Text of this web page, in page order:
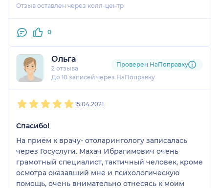
почитали отзывы. Думаю, еще будем к нему
Отзыв оставлен через колл-центр
0
Ольга
2 отзыва
До 10 записей через НаПоправку
Проверен НаПоправку
15.04.2021
Спасибо!
На приём к врачу- отоларингологу записалась
через Госуслуги. Махач Ибрагимович очень
грамотный специалист, тактичный человек, кроме
осмотра оказавший мне и психологическую
помощь, очень внимательно отнесясь к моим